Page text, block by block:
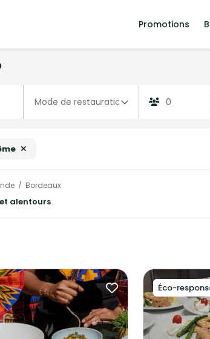
Promotions
Bordeaux
alentours
Éco-